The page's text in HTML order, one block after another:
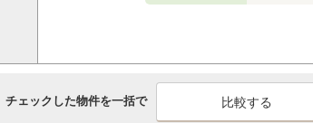
チェックした物件を一括で